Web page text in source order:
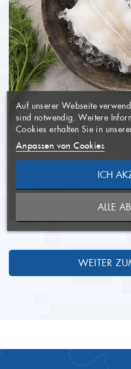
WEITER
AUF
Name der
ANMELDEN
Sie müssen
Artikel Ihrer
hinzufügen zu
Auf unserer Webseite
sind notwendig. Weitere
Cookies erhalten Sie in
Anpassen von Cookies
ALLE
ICH